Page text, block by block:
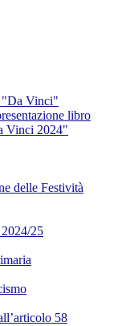
"Da Vinci"
libro
Vinci 2024"
delle Festività
25
58